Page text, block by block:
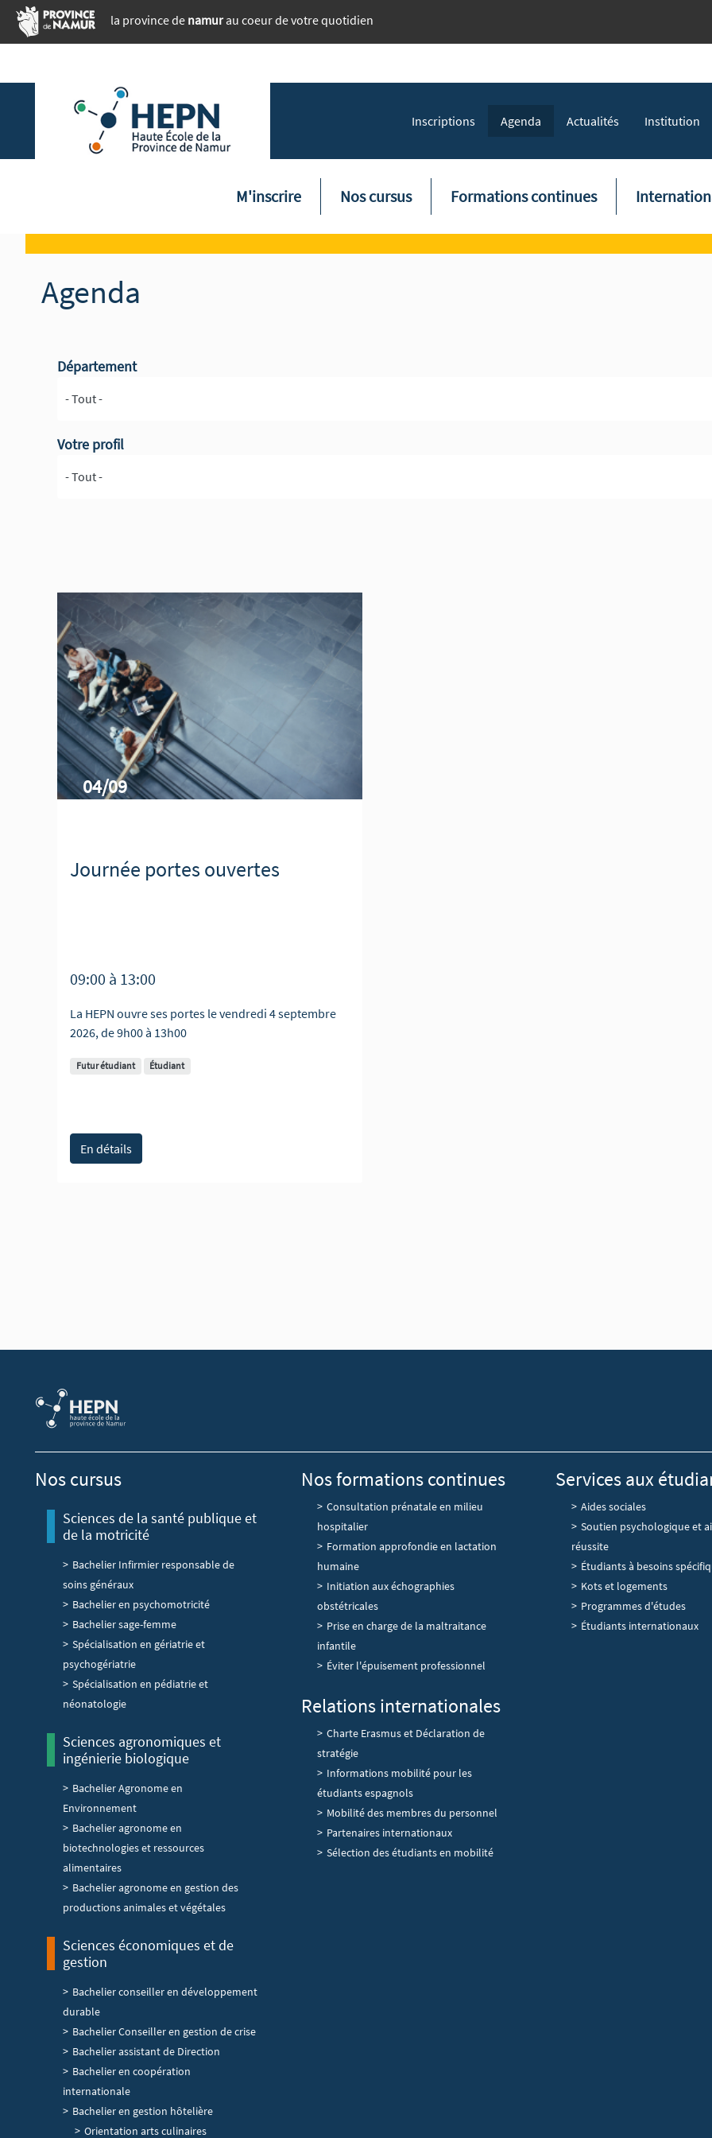
Aller au contenu principal
la province de namur au coeur de votre quotidien
Topmenu
Inscriptions Agenda Actualités Institution
Navigation principale
M'inscrire Nos cursus Formations continues
Agenda
Département
Votre profil
04/09
Journée portes ouvertes
09:00 à 13:00
La HEPN ouvre ses portes le vendredi 4 septembre
2026, de 9h00 à 13h00
Futur étudiant Étudiant
En détails
Nos cursus
Sciences de la santé publique et
de la motricité
Bachelier Infirmier responsable de
soins généraux
Bachelier en psychomotricité
Bachelier sage-femme
Spécialisation en gériatrie et
psychogériatrie
Spécialisation en pédiatrie et
néonatologie
Sciences agronomiques et
ingénierie biologique
Bachelier Agronome en
Environnement
Bachelier agronome en
biotechnologies et ressources
alimentaires
Bachelier agronome en gestion des
productions animales et végétales
Sciences économiques et de
gestion
Bachelier conseiller en développement
durable
Bachelier Conseiller en gestion de crise
Bachelier assistant de Direction
Bachelier en coopération
internationale
Bachelier en gestion hôtelière
Orientation arts culinaires
Nos formations continues
Consultation prénatale en milieu
hospitalier
Formation approfondie en lactation
humaine
Initiation aux échographies
obstétricales
Prise en charge de la maltraitance
infantile
Éviter l'épuisement professionnel
Relations internationales
Charte Erasmus et Déclaration de
stratégie
Informations mobilité pour les
étudiants espagnols
Mobilité des membres du personnel
Partenaires internationaux
Sélection des étudiants en mobilité
Services aux
Aides sociales
Soutien psychologique et
réussite
Étudiants à besoins
Kots et logements
Programmes d'études
Étudiants internationaux